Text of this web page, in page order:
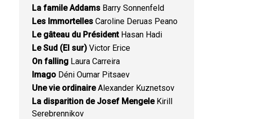
La famile Addams Barry Sonnenfeld
Les Immortelles Caroline Deruas Peano
Le gâteau du PrésidentHasan Hadi
Le Sud (El sur) Victor Erice
On falling Laura Carreira
Imago Déni Oumar Pitsaev
Une vie ordinaireAlexander Kuznetsov
La disparition de Josef MengeleKirill
Serebrennikov